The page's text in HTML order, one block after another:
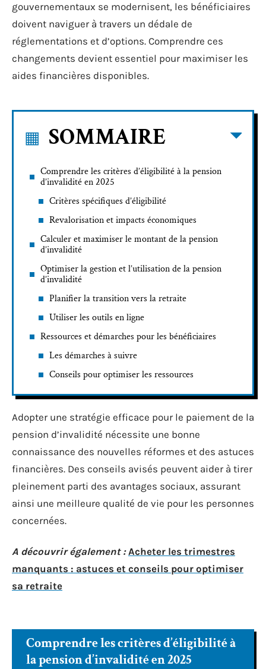
gouvernementaux se modernisent, les bénéficiaires
doivent naviguer à travers un dédale de
réglementations et d’options. Comprendre ces
changements devient essentiel pour maximiser les
aides financières disponibles.
SOMMAIRE
Comprendre les critères d’éligibilité à la pension
d’invalidité en 2025
Critères spécifiques d’éligibilité
Revalorisation et impacts économiques
Calculer et maximiser le montant de la pension
d’invalidité
Optimiser la gestion et l’utilisation de la pension
d’invalidité
Planifier la transition vers la retraite
Utiliser les outils en ligne
Ressources et démarches pour les bénéficiaires
Les démarches à suivre
Conseils pour optimiser les ressources
Adopter une stratégie efficace pour le paiement de la
pension d’invalidité nécessite une bonne
connaissance des nouvelles réformes et des astuces
financières. Des conseils avisés peuvent aider à tirer
pleinement parti des avantages sociaux, assurant
ainsi une meilleure qualité de vie pour les personnes
concernées.
A découvrir également : Acheter les trimestres
manquants : astuces et conseils pour optimiser
sa retraite
Comprendre les critères d’éligibilité à
la pension d’invalidité en 2025